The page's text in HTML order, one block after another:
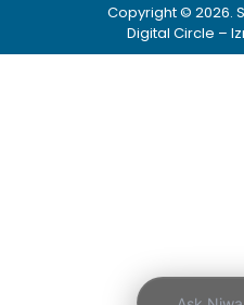
Copyright © 2026.
Digital Circle –